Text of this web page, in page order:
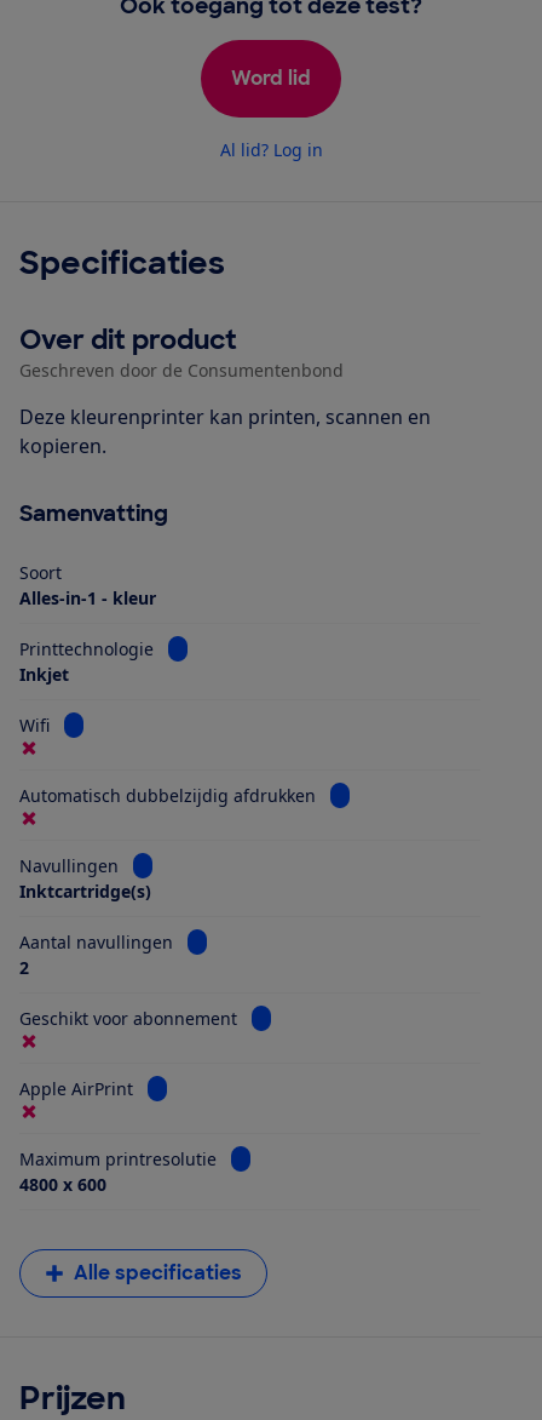
Word lid
Al lid? Log in
Specificaties
Over dit product
Geschreven door de Consumentenbond
Deze kleurenprinter kan printen, scannen en
kopieren.
Samenvatting
Soort
Alles-in-1 - kleur
Printtechnologie
Bekijk informatie voor Printtechnologie
Inkjet
Wifi Bekijk informatie voor Wifi
Automatisch dubbelzijdig afdrukken Bekijk informatie voor
Navullingen
Bekijk informatie voor Navullingen
Inktcartridge(s)
Aantal navullingen
Bekijk informatie voor Aantal navullingen
2
Geschikt voor abonnement Bekijk informatie voor Geschikt
Apple AirPrint Bekijk informatie voor Apple AirPrint
Maximum printresolutie
Bekijk informatie voor Maximum
4800 x 600
Alle specificaties
Prijzen